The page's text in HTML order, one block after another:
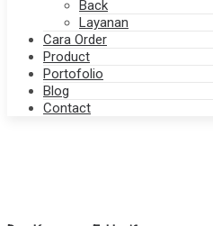
Back
Layanan
Cara Order
Product
Portofolio
Blog
Contact